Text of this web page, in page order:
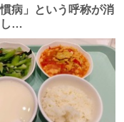
慣病」という呼称が消
し…